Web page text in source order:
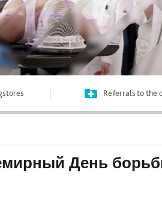
Referrals to the
День